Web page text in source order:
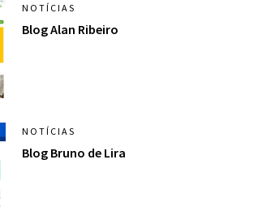
NOTÍCIAS
Blog Alan Ribeiro
NOTÍCIAS
Blog Bruno de Lira